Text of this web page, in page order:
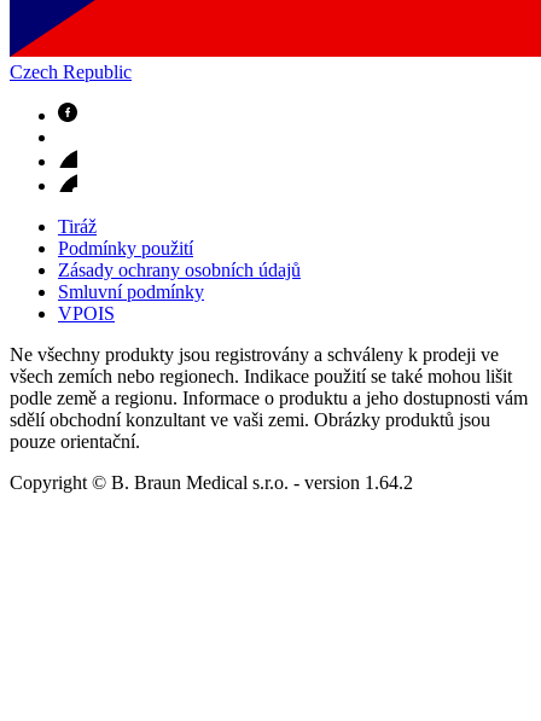
Czech Republic
Tiráž
Podmínky použití
Zásady ochrany osobních údajů
Smluvní podmínky
VPOIS
Ne všechny produkty jsou registrovány a schváleny k prodeji ve
všech zemích nebo regionech. Indikace použití se také mohou lišit
podle země a regionu. Informace o produktu a jeho dostupnosti vám
sdělí obchodní konzultant ve vaši zemi. Obrázky produktů jsou
pouze orientační.
Copyright © B. Braun Medical s.r.o. - version 1.64.2